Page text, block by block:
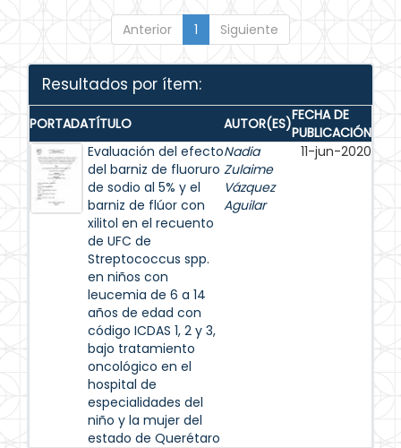
Anterior 1 Siguiente
Resultados por ítem:
PORTADATÍTULO AUTOR(ES)FECHA DE
PUBLICACIÓN
Evaluación del efecto
del barniz de fluoruro
de sodio al 5% y el
barniz de flúor con
xilitol en el recuento
de UFC de
Streptococcus spp.
en niños con
leucemia de 6 a 14
años de edad con
código ICDAS 1, 2 y 3,
bajo tratamiento
oncológico en el
hospital de
especialidades del
niño y la mujer del
estado de Querétaro
Nadia
Zulaime
Vázquez
Aguilar
11-jun-2020